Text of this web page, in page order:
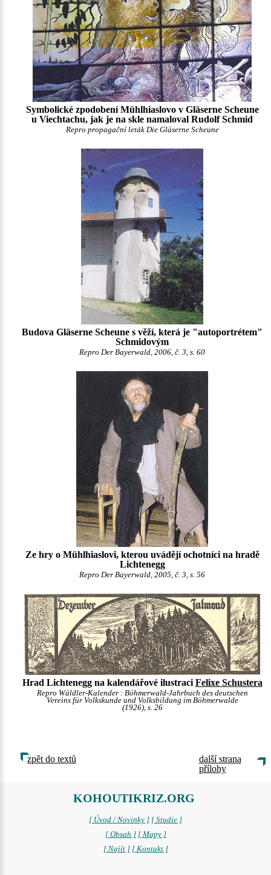
Symbolické zpodobení Mühlhiaslovo v Gläserne Scheune
u Viechtachu, jak je na skle namaloval Rudolf Schmid
Repro propagační leták Die Gläserne Scheune
Budova Gläserne Scheune s věží, která je "autoportrétem"
Schmidovým
Repro Der Bayerwald, 2006, č. 3, s. 60
Ze hry o Mühlhiaslovi, kterou uvádějí ochotníci na hradě
Lichtenegg
Repro Der Bayerwald, 2005, č. 3, s. 56
Hrad Lichtenegg na kalendářové ilustraci Felixe Schustera
Repro Wäldler-Kalender : Böhmerwald-Jahrbuch des deutschen
Vereins für Volkskunde und Volksbildung im Böhmerwalde
(1926), s. 26
zpět do textů
další strana
přílohy
KOHOUTIKRIZ.ORG
[ Úvod / Novinky ] [ Studie ]
[ Obsah ] [ Mapy ]
[ Najít ] [ Kontakt ]